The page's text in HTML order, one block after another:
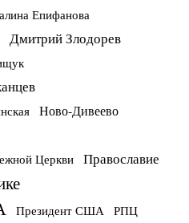
Епифанова
Дмитрий Злодорев
Ново-Дивеево
Церкви Православие
Президент США РПЦ